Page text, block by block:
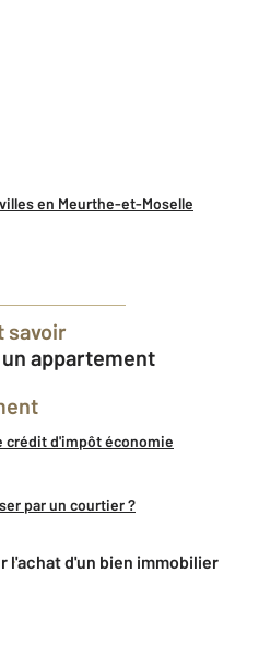
en Meurthe-et-Moselle
savoir
appartement
crédit d'impôt économie
par un courtier ?
l'achat d'un bien immobilier